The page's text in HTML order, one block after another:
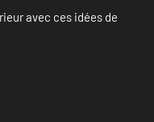
avec ces idées de